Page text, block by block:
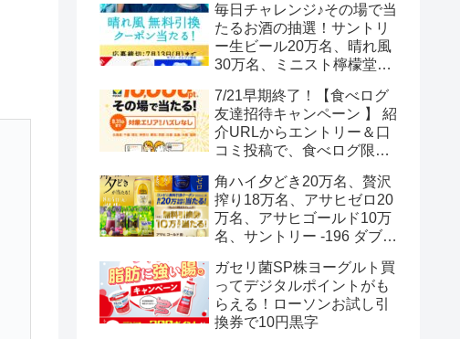
毎日チャレンジ♪その場で当
たるお酒の抽選！サントリ
ー生ビール20万名、晴れ風
30万名、ミニスト檸檬堂2
ボール12.3万名
7/21早期終了！【食べログ
友達招待キャンペーン 】 紹
介URLからエントリー＆口
コミ投稿で、食べログ限定
トがもらえる
角ハイ夕どき20万名、贅沢
搾り18万名、アサヒゼロ20
万名、アサヒゴールド10万
名、サントリー -196 ダブル
ガセリ菌SP株ヨーグルト買
ってデジタルポイントがも
らえる！ローソンお試し引
換券で10円黒字